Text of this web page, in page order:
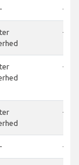
- -
-
-
-
- -